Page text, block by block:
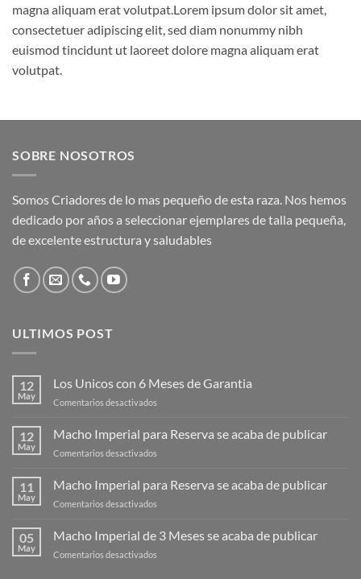
magna aliquam erat volutpat.Lorem ipsum dolor sit amet,
consectetuer adipiscing elit, sed diam nonummy nibh
euismod tincidunt ut laoreet dolore magna aliquam erat
volutpat.
SOBRE NOSOTROS
Somos Criadores de lo mas pequeño de esta raza. Nos hemos
dedicado por años a seleccionar ejemplares de talla pequeña,
de excelente estructura y saludables
ULTIMOS POST
12
May
Los Unicos con 6 Meses de Garantia
Comentarios desactivados
Unicos
con
de
12
May
Macho Imperial para Reserva se acaba de publicar
Comentarios desactivados
Imperial
para
acaba
11
May
Macho Imperial para Reserva se acaba de publicar
Comentarios desactivados
Imperial
para
05
May
Macho Imperial de 3 Meses se acaba de publicar
Comentarios desactivados